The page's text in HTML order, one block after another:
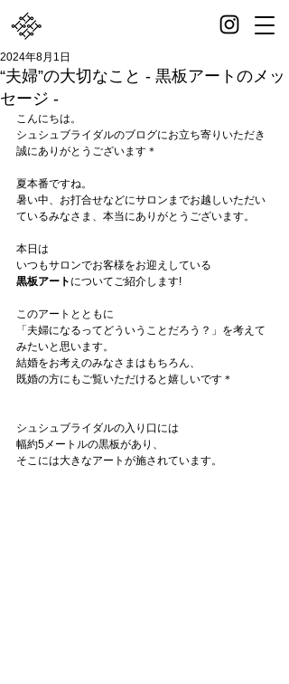
“夫婦”の大切なこと - 黒板アートのメッ
セージ -
2024年8月1日
こんにちは。
シュシュブライダルのブログにお立ち寄りいただき
誠にありがとうございます＊
夏本番ですね。
暑い中、お打合せなどにサロンまでお越しいただい
ているみなさま、本当にありがとうございます。
本日は
いつもサロンでお客様をお迎えしている
黒板アート についてご紹介します!
このアートとともに
「夫婦になるってどういうことだろう？」を考えて
みたいと思います。
結婚をお考えのみなさまはもちろん、
既婚の方にもご覧いただけると嬉しいです＊
シュシュブライダルの入り口には
幅約5メートルの黒板があり、
そこには大きなアートが施されています。